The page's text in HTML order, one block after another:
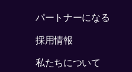
パートナーになる
採用情報
私たちについて